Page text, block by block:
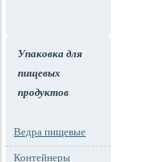
Упаковка для
пищевых
продуктов
Ведра пищевые
Контейнеры